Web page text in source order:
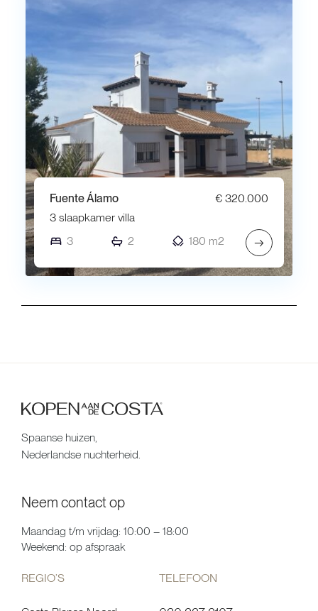
Fuente Álamo
€ 320.000
3 slaapkamer villa
3
2 180 m2 →
Spaanse huizen,
Nederlandse nuchterheid.
Neem contact op
Maandag t/m vrijdag: 10:00 – 18:00
Weekend: op afspraak
REGIO’S TELEFOON